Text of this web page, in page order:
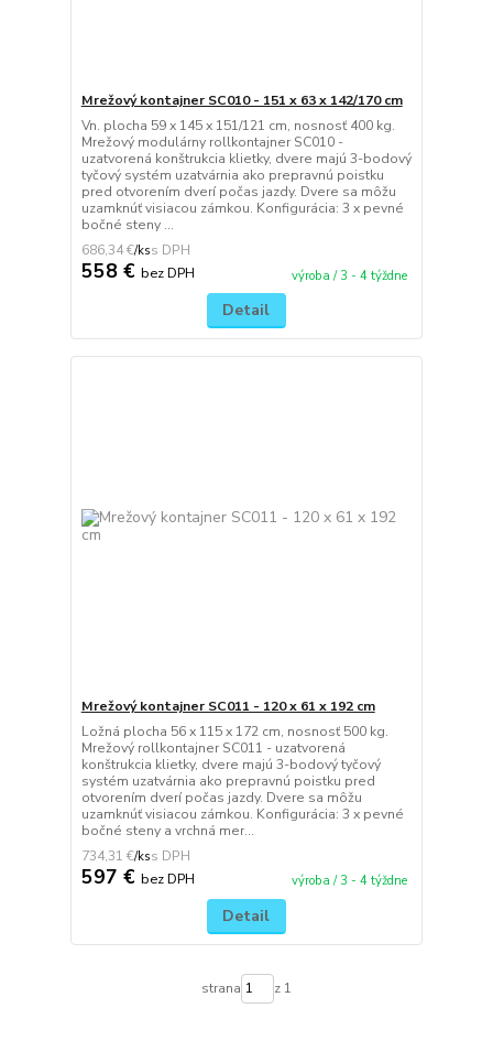
Mrežový kontajner SC010 - 151 x 63 x 142/170 cm
Vn. plocha 59 x 145 x 151/121 cm, nosnosť 400 kg.
Mrežový modulárny rollkontajner SC010 -
uzatvorená konštrukcia klietky, dvere majú 3-bodový
tyčový systém uzatvárnia ako prepravnú poistku
pred otvorením dverí počas jazdy. Dvere sa môžu
uzamknúť visiacou zámkou. Konfigurácia: 3 x pevné
bočné steny ...
686,34 €/ks
558 € bez DPH výroba / 3 - 4 týždne
Detail
Mrežový kontajner SC011 - 120 x 61 x 192 cm
Ložná plocha 56 x 115 x 172 cm, nosnosť 500 kg.
Mrežový rollkontajner SC011 - uzatvorená
konštrukcia klietky, dvere majú 3-bodový tyčový
systém uzatvárnia ako prepravnú poistku pred
otvorením dverí počas jazdy. Dvere sa môžu
uzamknúť visiacou zámkou. Konfigurácia: 3 x pevné
bočné steny a vrchná mer...
734,31 €/ks
597 € bez DPH výroba / 3 - 4 týždne
Detail
strana z 1